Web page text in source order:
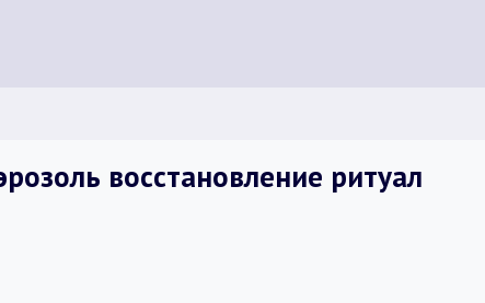
восстановление ритуал